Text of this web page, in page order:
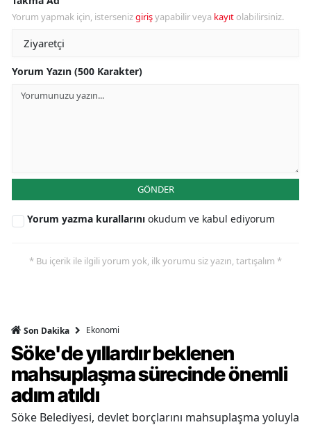
Yorum yapmak için, istersenizgirişyapabilir veya kayıt olabilirsiniz.
Yorum Yazın (500 Karakter)
GÖNDER
Yorum yazma kurallarını okudum ve kabul ediyorum
* Bu içerik ile ilgili yorum yok, ilk yorumu siz yazın, tartışalım *
Son Dakika Ekonomi
Söke'de yıllardır beklenen
mahsuplaşma sürecinde önemli
adım atıldı
Söke Belediyesi, devlet borçlarını mahsuplaşma yoluyla